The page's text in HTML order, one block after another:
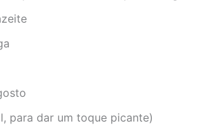
para dar um toque picante)